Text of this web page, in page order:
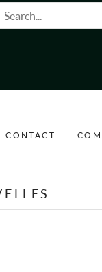
Formulaire
CONTACT